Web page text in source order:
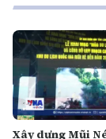
Xây dựng Mũi